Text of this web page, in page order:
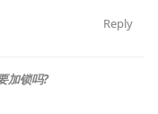
Reply
加锁吗?